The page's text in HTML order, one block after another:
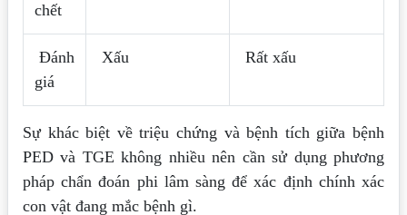
chết
Đánh
giá
Xấu Rất xấu
Sự khác biệt về triệu chứng và bệnh tích giữa bệnh
PED và TGE không nhiều nên cần sử dụng phương
pháp chẩn đoán phi lâm sàng để xác định chính xác
con vật đang mắc bệnh gì.